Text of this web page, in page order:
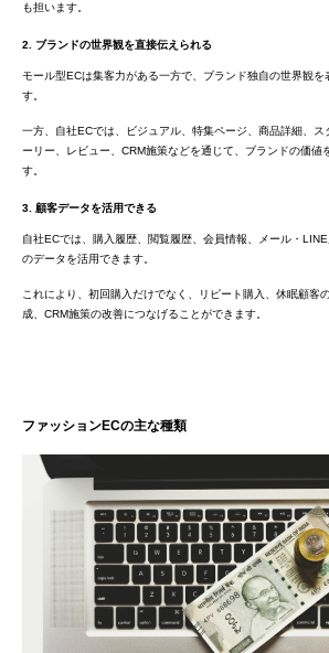
も担います。
2. ブランドの世界観を直接伝えられる
モール型ECは集客力がある一方で、ブランド独自の世界観を
す。
一方、自社ECでは、ビジュアル、特集ページ、商品詳細、ス
ーリー、レビュー、CRM施策などを通じて、ブランドの価値
す。
3. 顧客データを活用できる
自社ECでは、購入履歴、閲覧履歴、会員情報、メール・
のデータを活用できます。
これにより、初回購入だけでなく、リピート購入、休眠顧客
成、CRM施策の改善につなげることができます。
ファッションECの主な種類